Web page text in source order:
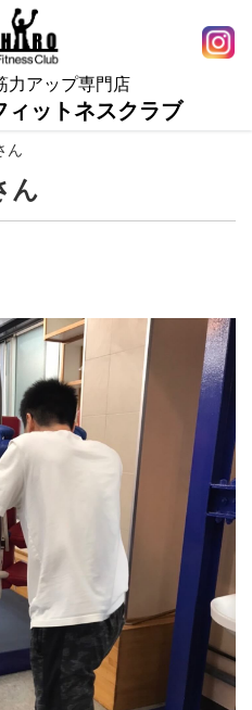
力アップ専門店
ィットネスクラブ
ん
ん